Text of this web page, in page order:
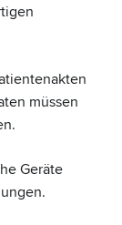
müssen
Geräte